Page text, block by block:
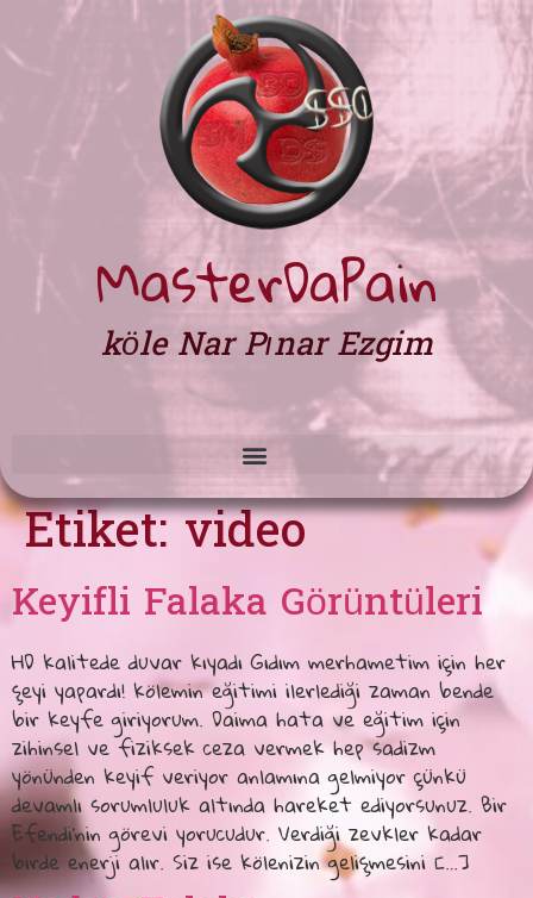
MasterDaPain
köle Nar Pınar Ezgim
Etiket:video
Keyifli Falaka Görüntüleri
HD kalitede duvar kıyadı Gıdım merhametim için her
şeyi yapardı! kölemin eğitimi ilerlediği zaman bende
bir keyfe giriyorum. Daima hata ve eğitim için
zihinsel ve fiziksek ceza vermek hep sadizm
yönünden keyif veriyor anlamına gelmiyor çünkü
devamlı sorumluluk altında hareket ediyorsunuz. Bir
Efendi’nin görevi yorucudur. Verdiği zevkler kadar
birde enerji alır. Siz ise kölenizin gelişmesini […]